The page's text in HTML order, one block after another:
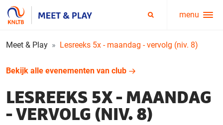
Service
menu
menu
Meet & Play Lesreeks 5x - maandag - vervolg (niv. 8)
Bekijk alle evenementen van club
LESREEKS 5X - MAANDAG
- VERVOLG (NIV. 8)